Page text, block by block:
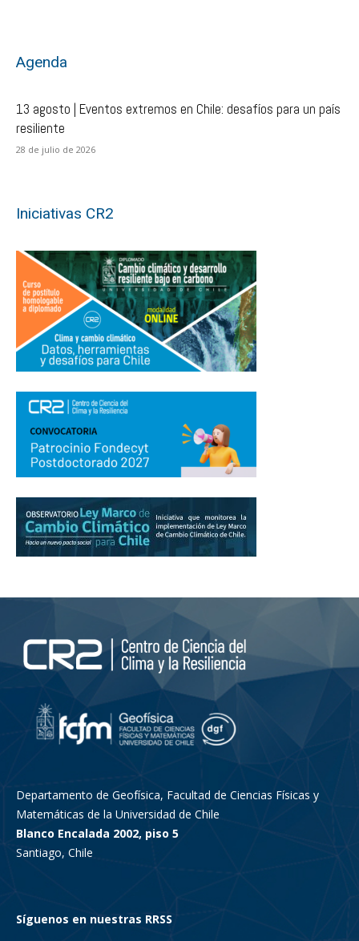
Agenda
13 agosto | Eventos extremos en Chile: desafíos para un país
resiliente
28 de julio de 2026
Iniciativas CR2
Departamento de Geofísica, Facultad de Ciencias Físicas y
Matemáticas de la Universidad de Chile
Blanco Encalada 2002, piso 5
Santiago, Chile
Síguenos en nuestras RRSS